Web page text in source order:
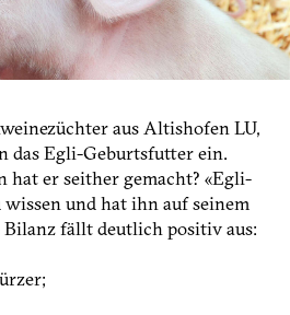
aus Altishofen LU,
das Egli-Geburtsfutter ein.
hat er seither gemacht? «Egli-
wissen und hat ihn auf seinem
Bilanz fällt deutlich positiv aus: